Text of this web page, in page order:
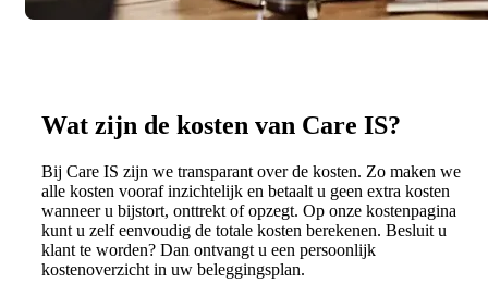
Wat zijn de kosten van Care IS?
Bij Care IS zijn we transparant over de kosten. Zo maken we
alle kosten vooraf inzichtelijk en betaalt u geen extra kosten
wanneer u bijstort, onttrekt of opzegt. Op onze kostenpagina
kunt u zelf eenvoudig de totale kosten berekenen. Besluit u
klant te worden? Dan ontvangt u een persoonlijk
kostenoverzicht in uw beleggingsplan.